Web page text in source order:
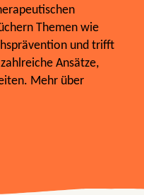
Themen wie
und trifft
Ansätze,
Mehr über